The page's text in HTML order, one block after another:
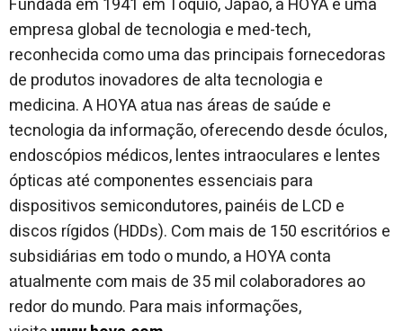
Fundada em 1941 em Tóquio, Japão, a HOYA é uma
empresa global de tecnologia e med-tech,
reconhecida como uma das principais fornecedoras
de produtos inovadores de alta tecnologia e
medicina. A HOYA atua nas áreas de saúde e
tecnologia da informação, oferecendo desde óculos,
endoscópios médicos, lentes intraoculares e lentes
ópticas até componentes essenciais para
dispositivos semicondutores, painéis de LCD e
discos rígidos (HDDs). Com mais de 150 escritórios e
subsidiárias em todo o mundo, a HOYA conta
atualmente com mais de 35 mil colaboradores ao
redor do mundo. Para mais informações,